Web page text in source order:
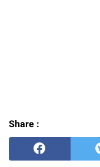
Share :